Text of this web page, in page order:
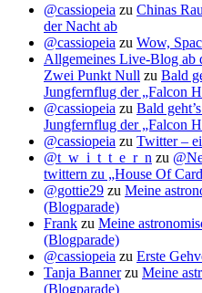
@cassiopeia zu Chinas
der Nacht ab
@cassiopeia zu Wow,
Allgemeines Live-Blog ab
Zwei Punkt Null zu Bald
Jungfernflug der „Falcon
@cassiopeia zu Bald
Jungfernflug der „Falcon
@cassiopeia zu Twitter –
@t_w_i_t_t_e_r_n zu
twittern zu „House Of
@gottie29 zu Meine
(Blogparade)
Frank zu Meine
(Blogparade)
@cassiopeia zu Erste
Tanja Bannerzu Meine
(Blogparade)